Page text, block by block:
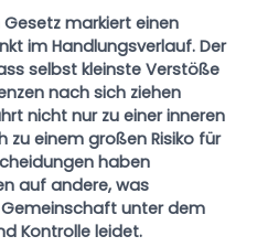
markiert einen
im Handlungsverlauf. Der
selbst kleinste Verstöße
nach sich ziehen
nicht nur zu einer inneren
zu einem großen Risiko für
haben
auf andere, was
unter dem
Kontrolle leidet.